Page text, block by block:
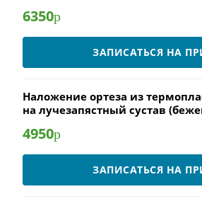
6350р
ЗАПИСАТЬСЯ НА
Наложение ортеза из
на лучезапястный сустав
4950р
ЗАПИСАТЬСЯ НА